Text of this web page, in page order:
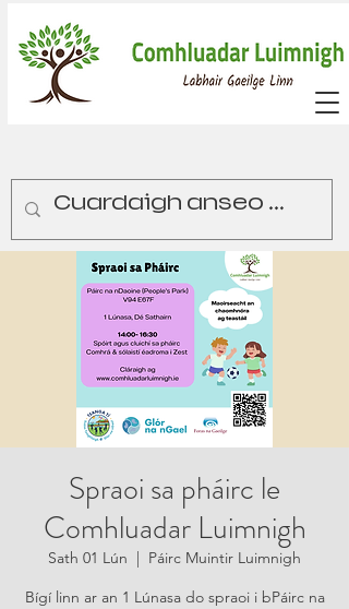
Spraoi sa pháirc le
Comhluadar Luimnigh
Sath 01 Lún
  |
Páirc Muintir Luimnigh
Bígí linn ar an 1 Lúnasa do spraoi i bPáirc na